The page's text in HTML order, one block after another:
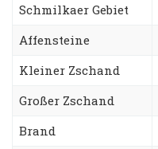
Schmilkaer Gebiet
Affensteine
Kleiner Zschand
Großer Zschand
Brand